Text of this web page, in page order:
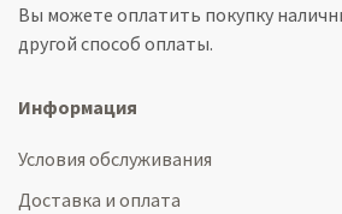
Вы можете оплатить покупку
другой способ оплаты.
Информация
Условия обслуживания
Доставка и оплата